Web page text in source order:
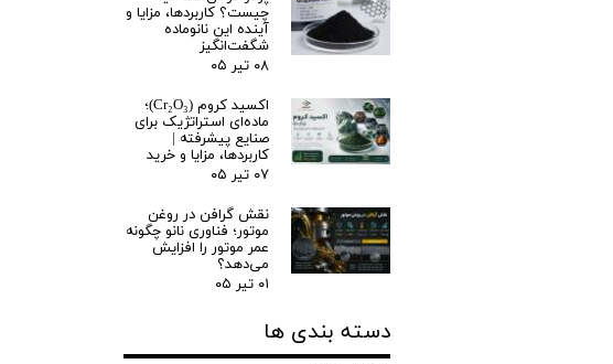
چیست؟ کاربردها، مزایا و
آینده این نانوماده
شگفت‌انگیز
۰۸ تیر ۰۵
اکسید کروم (Cr₂O₃)؛
ماده‌ای استراتژیک برای
صنایع پیشرفته |
کاربردها، مزایا و خرید
۰۷ تیر ۰۵
نقش گرافن در روغن
موتور؛ فناوری نانو چگونه
عمر موتور را افزایش
می‌دهد؟
۰۱ تیر ۰۵
دسته بندی ها